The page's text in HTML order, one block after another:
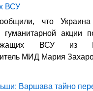
ВСУ
что Украина
гуманитарной акции
ВСУ из
МИД Мария
Варшава тайно